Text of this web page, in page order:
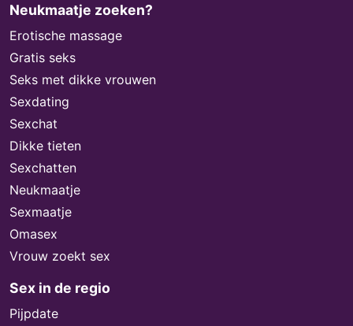
Neukmaatje zoeken?
Erotische massage
Gratis seks
Seks met dikke vrouwen
Sexdating
Sexchat
Dikke tieten
Sexchatten
Neukmaatje
Sexmaatje
Omasex
Vrouw zoekt sex
Sex in de regio
Pijpdate